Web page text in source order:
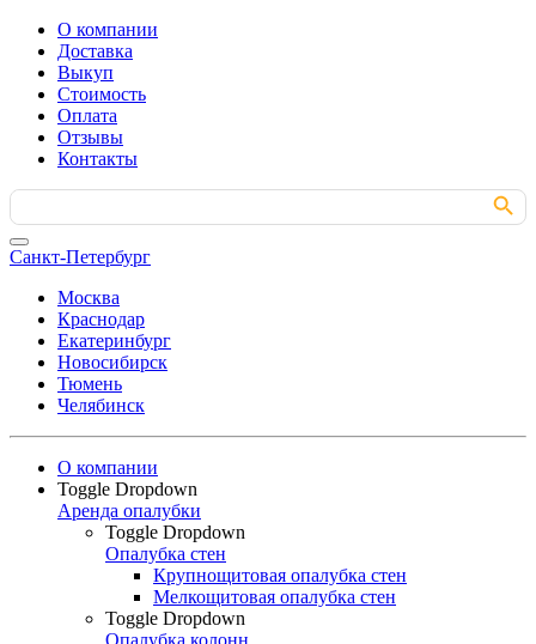
О компании
Доставка
Выкуп
Стоимость
Оплата
Отзывы
Контакты
Search
for:
Search Button
Санкт-Петербург
Москва
Краснодар
Екатеринбург
Новосибирск
Тюмень
Челябинск
О компании
Toggle Dropdown
Аренда опалубки
Toggle Dropdown
Опалубка стен
Крупнощитовая опалубка стен
Мелкощитовая опалубка стен
Toggle Dropdown
Опалубка колонн